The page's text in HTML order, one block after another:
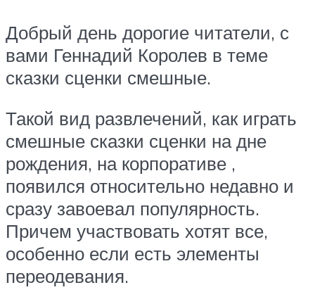
Добрый день дорогие читатели, с
вами Геннадий Королев в теме
сказки сценки смешные.
Такой вид развлечений, как играть
смешные сказки сценки на дне
рождения, на корпоративе ,
появился относительно недавно и
сразу завоевал популярность.
Причем участвовать хотят все,
особенно если есть элементы
переодевания.